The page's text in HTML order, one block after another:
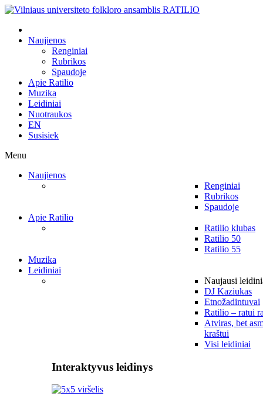
Naujienos
Renginiai
Rubrikos
Spaudoje
Apie Ratilio
Muzika
Leidiniai
Nuotraukos
EN
Susisiek
Menu
Naujienos
Renginiai
Rubrikos
Spaudoje
Apie Ratilio
Ratilio klubas
Ratilio 50
Ratilio 55
Muzika
Leidiniai
Naujausi
DJ Kaziukas
Etnožadintuvai
Ratilio – ratui
Atviras, bet
kraštui
Visi leidiniai
Interaktyvus leidinys